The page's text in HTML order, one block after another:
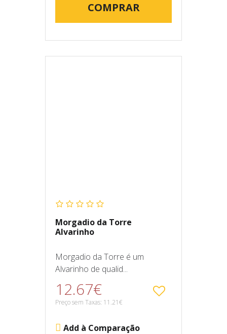
COMPRAR
Morgadio da Torre
Alvarinho
Morgadio da Torre é um
Alvarinho de qualid...
12.67€
Preço sem Taxas: 11.21€
Add à Comparação